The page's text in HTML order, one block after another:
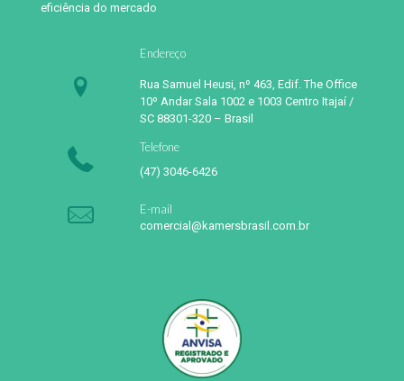
eficiência do mercado
Endereço
Rua Samuel Heusi, nº 463, Edif. The Office
10º Andar Sala 1002 e 1003 Centro Itajaí /
SC 88301-320 – Brasil
Telefone
(47) 3046-6426
E-mail
comercial@kamersbrasil.com.br